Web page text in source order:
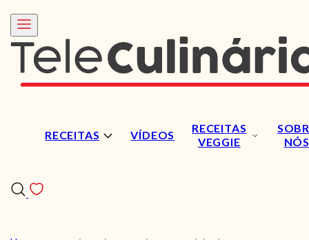
RECEITAS VÍDEOS
RECEITAS
VEGGIE
NÓS